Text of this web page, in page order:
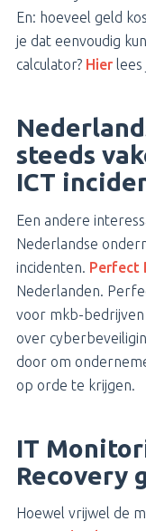
En: hoeveel geld
je dat eenvoudig
calculator? Hierlees
steeds
ICT
Een andere
Nederlandse
incidenten. Perfect
Nederlanden.
voor mkb-bedrijven
over
door om
op orde te krijgen.
IT
Recovery
Hoewel vrijwel de